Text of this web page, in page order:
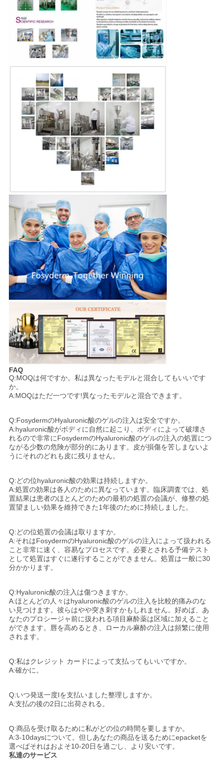
FAQ
Q:MOQは何ですか。私は異なったモデルと混合してもいいです
か。
A:MOQはただ一つです!異なったモデルと混合できます。
Q:FosydermのHyaluronic酸のゲルの注入は安全ですか。
A:hyaluronic酸がボディに自然に起こり、ボディによって破壊さ
れるので非常にFosydermのHyaluronic酸のゲルの注入の処置につ
ながる少数の危険が部分的にあります。皮が損傷を苦しまないよ
うにそれのどれも皮に残りません。
Q:どの位hyaluronic酸の効果は持続しますか。
A:処置の効果は各人のために異なっています。臨床調査では、処
置結果は患者のほとんどのための最初の処置の会議が、修整の処
置望ましい効果を維持できた1年後のために持続しました。
Q:どの位処置の会議は取りますか。
A:それはFosydermのHyaluronic酸のゲルの注入によって扱われる
こと非常に速く、容易なプロセスです。必要とされる予備テスト
として処置はすぐに遂行することができません。処置は一般に30
分かかります。
Q:Hyaluronic酸の注入は傷つきますか。
A:ほとんどの人々はhyaluronic酸のゲルの注入を比較的痛みのな
い見つけます。彼らはやや突き刺すかもしれません。好めば、あ
なたのプロシージャ前に扱われる項目麻酔薬は区域に加えること
ができます。唇を高めるとき、ローカル麻酔の注入は頻繁に使用
されます。
Q:私はクレジット カードによって支払ってもいいですか。
A:確かに。
Q:いつ発送一度Iを支払いました整理しますか。
A:支払の後の2日に出荷される。
Q:商品を受け取るために私がどの位の時間を要しますか。
A:3-10daysについて。但しあなたの商品を送るためにepacketを
選べばそれはおよそ10-20日を過ごし、より安いです。
私達のサービス